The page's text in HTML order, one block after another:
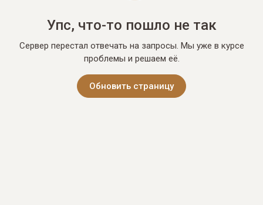
Упс, что-то пошло не так
Сервер перестал отвечать на запросы. Мы уже в курсе
проблемы и решаем её.
Обновить страницу